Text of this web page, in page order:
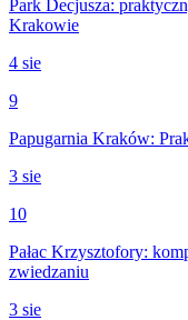
Park Decjusza:
Krakowie
4 sie
9
Papugarnia Kraków:
3 sie
10
Pałac Krzysztofory:
zwiedzaniu
3 sie